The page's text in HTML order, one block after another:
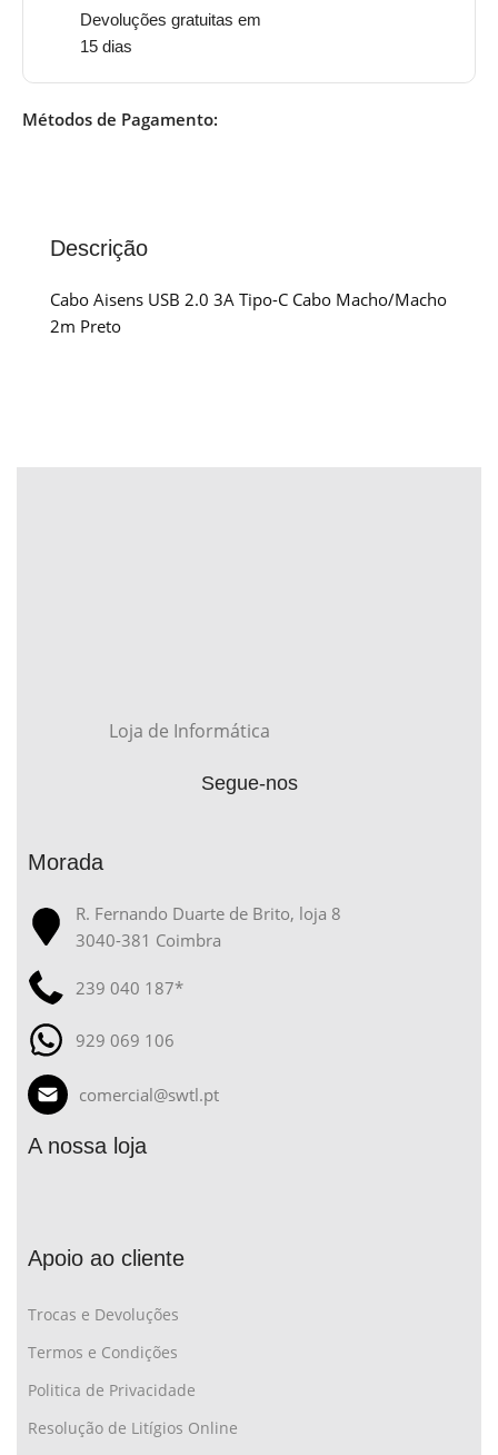
Devoluções gratuitas em
15 dias
Métodos de Pagamento:
Descrição
Cabo Aisens USB 2.0 3A Tipo-C Cabo Macho/Macho
2m Preto
Loja de Informática
Segue-nos
Morada
R. Fernando Duarte de Brito, loja 8
3040-381 Coimbra
239 040 187*
929 069 106
comercial@swtl.pt
A nossa loja
Apoio ao cliente
Trocas e Devoluções
Termos e Condições
Politica de Privacidade
Resolução de Litígios Online